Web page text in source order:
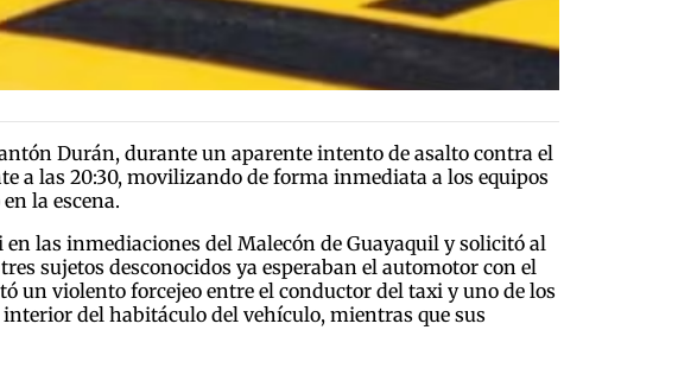
Durán, durante un aparente intento de asalto contra el
a las 20:30, movilizando de forma inmediata a los equipos
la escena.
las inmediaciones del Malecón de Guayaquil y solicitó al
sujetos desconocidos ya esperaban el automotor con el
un violento forcejeo entre el conductor del taxi y uno de los
del habitáculo del vehículo, mientras que sus